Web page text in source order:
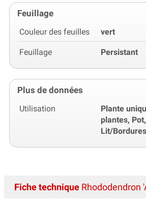
Feuillage
Couleur des feuilles vert
Feuillage Persistant
Plus de données
Utilisation
Plante
plantes,
Lit/Bordures
Fiche technique Rhododendron